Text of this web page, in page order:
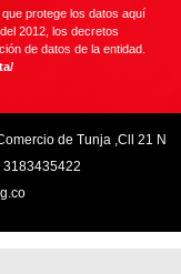
protege los datos aquí
2012, los decretos
de datos de la entidad.
de Tunja ,Cll 21 N
3183435422